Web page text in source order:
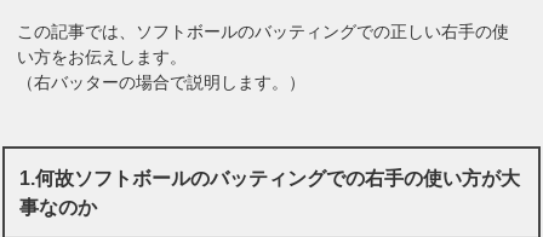
この記事では、ソフトボールのバッティングでの正しい右手の使
い方をお伝えします。
（右バッターの場合で説明します。）
1.何故ソフトボールのバッティングでの右手の使い方が大
事なのか